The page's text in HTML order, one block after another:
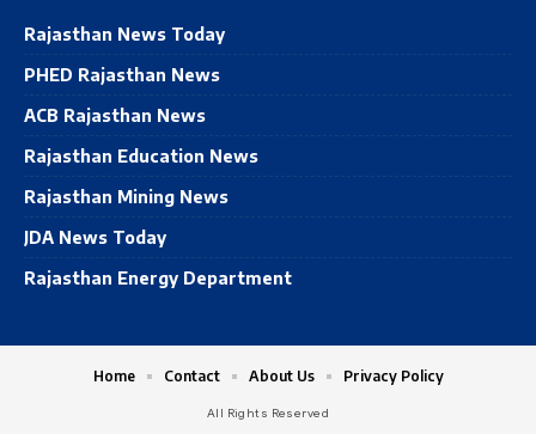
Rajasthan News Today
PHED Rajasthan News
ACB Rajasthan News
Rajasthan Education News
Rajasthan Mining News
JDA News Today
Rajasthan Energy Department
All Rights Reserved
Home Contact About Us Privacy Policy